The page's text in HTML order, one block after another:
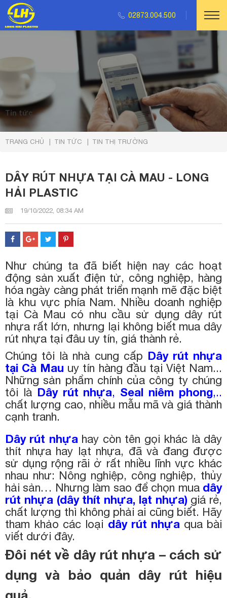
02873.004.500
Tin tức
TRANG CHỦ TIN TỨC TIN THỊ TRƯỜNG
DÂY RÚT NHỰA TẠI CÀ MAU - LONG
HẢI PLASTIC
19/10/2022, 08:34 AM
Như chúng ta đã biết hiện nay các hoạt
động sản xuất điện tử, công nghiệp, hàng
hóa ngày càng phát triển mạnh mẽ đặc biệt
là khu vực phía Nam. Nhiều doanh nghiệp
tại Cà Mau có nhu cầu sử dụng dây rút
nhựa rất lớn, nhưng lại không biết mua dây
rút nhựa tại đâu uy tín, giá thành rẻ.
Chúng tôi là nhà cung cấp Dây rút nhựa
tại Cà Mau uy tín hàng đầu tại Việt Nam...
Những sản phẩm chính của công ty chúng
tôi là Dây rút nhựa, Seal niêm phong,..
chất lượng cao, nhiều mẫu mã và giá thành
cạnh tranh.
Dây rút nhựa hay còn tên gọi khác là dây
thít nhựa hay lạt nhựa, đã và đang được
sử dụng rộng rãi ở rất nhiều lĩnh vực khác
nhau như: Nông nghiệp, công nghiệp, thủy
hải sản… Nhưng làm sao để chọn mua dây
rút nhựa (dây thít nhựa, lạt nhựa)giá rẻ,
chất lượng thì không phải ai cũng biết. Hãy
tham khảo các loại dây rút nhựa qua bài
viết dưới đây.
Đôi nét về dây rút nhựa – cách sử
dụng và bảo quản dây rút hiệu